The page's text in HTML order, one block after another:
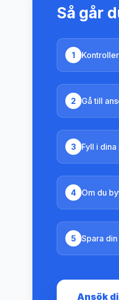
Så går
1
2 Gå till
3 Fyll i
4 Om du
5 Spara
Ansök